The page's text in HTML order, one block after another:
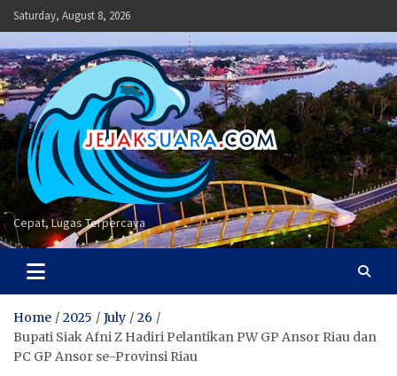
Skip
to
content
Saturday, August 8, 2026
Cepat, Lugas Terpercaya
Home 2025 July
26
Bupati Siak Afni Z Hadiri Pelantikan PW GP Ansor Riau dan
PC GP Ansor se-Provinsi Riau